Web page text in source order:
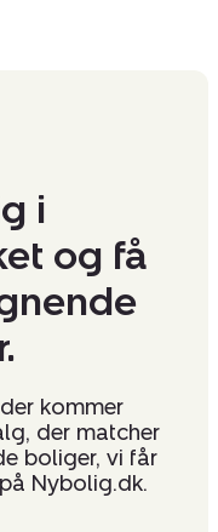
i
og få
kommer
der matcher
boliger, vi får
Nybolig.dk.